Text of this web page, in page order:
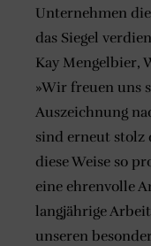
Unternehmen
das Siegel
Kay Mengelbier,
»Wir freuen uns
Auszeichnung
sind erneut stolz
diese Weise so
eine ehrenvolle
langjährige
unseren